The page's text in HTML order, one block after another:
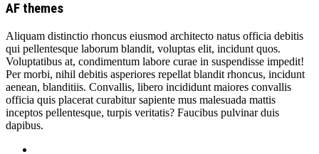
AF themes
Aliquam distinctio rhoncus eiusmod architecto natus officia debitis
qui pellentesque laborum blandit, voluptas elit, incidunt quos.
Voluptatibus at, condimentum labore curae in suspendisse impedit!
Per morbi, nihil debitis asperiores repellat blandit rhoncus, incidunt
aenean, blanditiis. Convallis, libero incididunt maiores convallis
officia quis placerat curabitur sapiente mus malesuada mattis
inceptos pellentesque, turpis veritatis? Faucibus pulvinar duis
dapibus.